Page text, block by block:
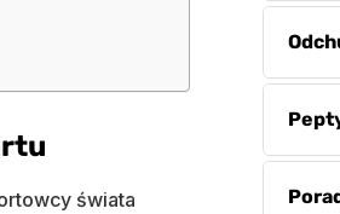
świata